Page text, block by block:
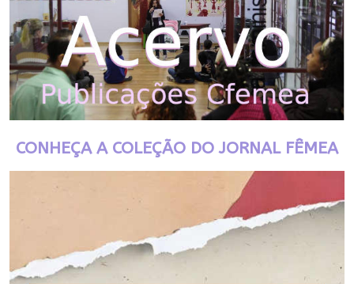
CONHEÇA A COLEÇÃO DO JORNAL FÊMEA